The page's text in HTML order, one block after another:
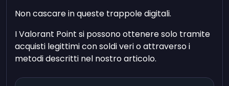
Non cascare in queste trappole digitali.
I Valorant Point si possono ottenere solo tramite
acquisti legittimi con soldi veri o attraverso i
metodi descritti nel nostro articolo.